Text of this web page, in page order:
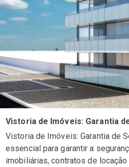
Vistoria de Imóveis: Garantia
Vistoria de Imóveis: Garantia de
essencial para garantir a
imobiliárias, contratos de